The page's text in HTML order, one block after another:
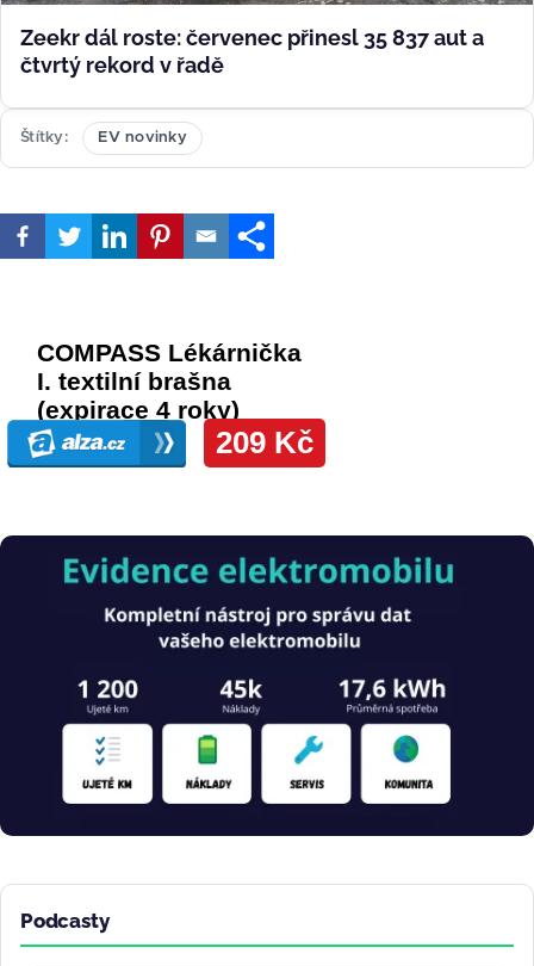
Zeekr dál roste: červenec přinesl 35 837 aut a
čtvrtý rekord v řadě
Štítky EV novinky
Obrázek
Podcasty